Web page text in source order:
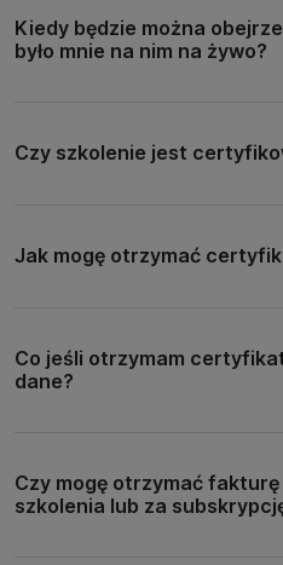
Kiedy będzie można
było mnie na nim na żywo?
Czy szkolenie jest
Jak mogę otrzymać
Co jeśli otrzymam
dane?
Czy mogę otrzymać
szkolenia lub za